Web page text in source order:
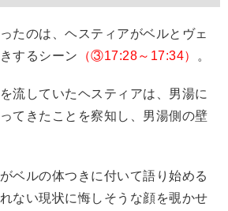
たのは、ヘスティアがベルとヴェ
するシーン （③17:28～17:34） 。
流していたヘスティアは、男湯に
てきたことを察知し、男湯側の壁
ベルの体つきに付いて語り始める
ない現状に悔しそうな顔を覗かせ